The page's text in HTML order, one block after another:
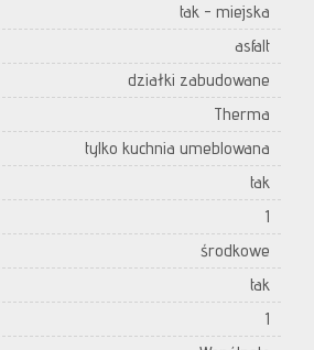
tak - miejska
asfalt
działki zabudowane
Therma
tylko kuchnia umeblowana
tak
1
środkowe
tak
1